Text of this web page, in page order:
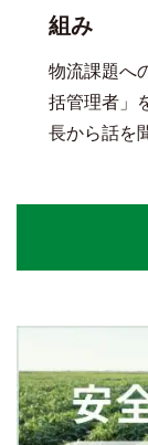
組み
物流課題へ
括管理者」
長から話を